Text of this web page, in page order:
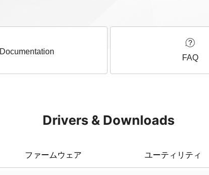
Documentation
FAQ
Drivers & Downloads
ファームウェア ユーティリティ